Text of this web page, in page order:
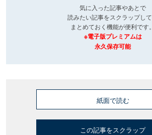
気に入った記事やあとで
読みたい記事をスクラップして
まとめておく機能が便利です。
※電子版プレミアムは
永久保存可能
紙面で読む
この記事をスクラップ